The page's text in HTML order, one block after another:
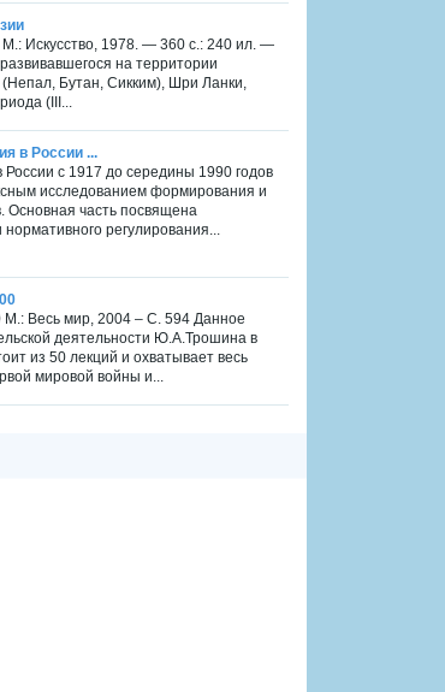
Искусство, 1978. — 360 с.: 240 ил. —
на территории
Бутан, Сикким), Шри Ланки,
(III...
в России ...
с 1917 до середины 1990 годов
исследованием формирования и
Основная часть посвящена
регулирования...
Весь мир, 2004 – С. 594 Данное
деятельности Ю.А.Трошина в
из 50 лекций и охватывает весь
мировой войны и...